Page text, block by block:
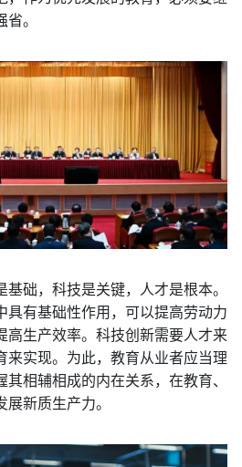
。
础，科技是关键，人才是根本。
具有基础性作用，可以提高劳动力
高生产效率。科技创新需要人才来
来实现。为此，教育从业者应当理
相辅相成的内在关系，在教育、
新质生产力。